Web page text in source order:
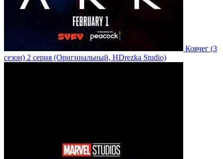
Ковчег (3
сезон) 2 серия (Оригинальный, HDrezka Studio)